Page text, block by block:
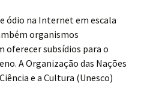
ódio na Internet em escala
organismos
oferecer subsídios para o
A Organização das Nações
e a Cultura (Unesco)